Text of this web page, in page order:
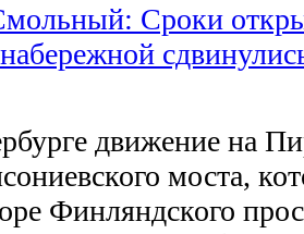
Сроки
движение на
моста,
Финляндского